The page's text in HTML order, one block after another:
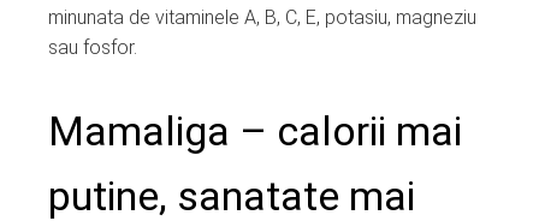
minunata de vitaminele A, B, C, E, potasiu, magneziu
sau fosfor.
Mamaliga – calorii mai
putine, sanatate mai